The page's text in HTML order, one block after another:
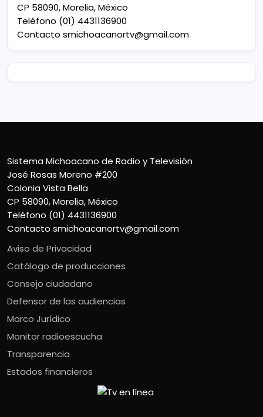
CP 58090, Morelia, México
Teléfono (01) 4431136900
Contacto smichoacanortv@gmail.com
Sistema Michoacano de Radio y Televisión
José Rosas Moreno #200
Colonia Vista Bella
CP 58090, Morelia, México
Teléfono (01) 4431136900
Contacto smichoacanortv@gmail.com
Aviso de Privacidad
Catálogo de producciones
Consejo ciudadano
Defensor de las audiencias
Marco Jurídico
Monitor radioescucha
Transparencia
Estados financieros